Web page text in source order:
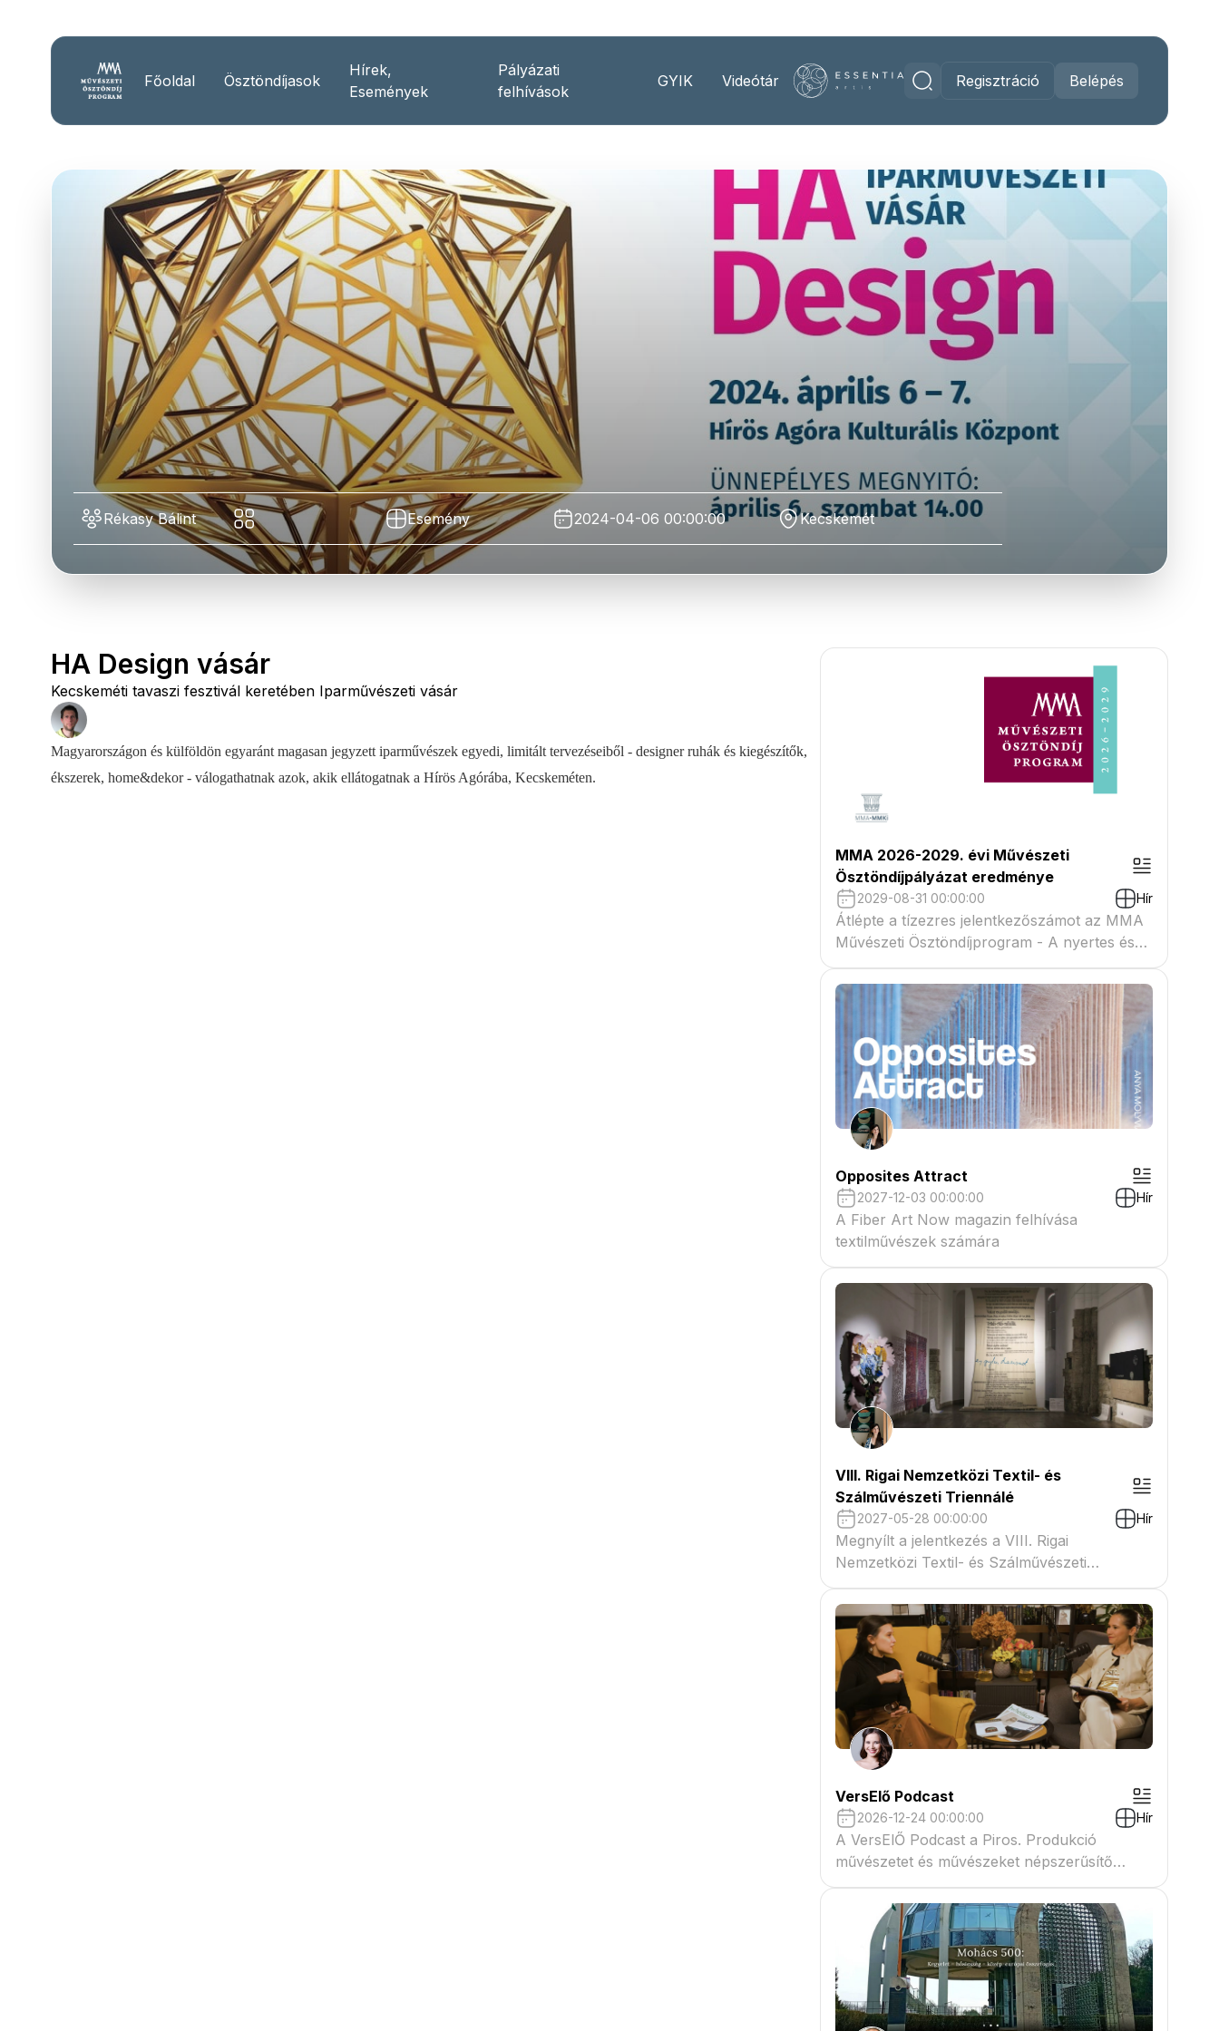
Főoldal Ösztöndíjasok
Hírek,
Események
Pályázati
felhívások
GYIK Videótár Regisztráció Belépés
Rékasy Bálint Esemény 2024-04-06 00:00:00 Kecskemét
HA Design vásár
Kecskeméti tavaszi fesztivál keretében Iparművészeti vásár
Magyarországon és külföldön egyaránt magasan jegyzett iparművészek egyedi, limitált tervezéseiből - designer ruhák és kiegészítők,
ékszerek, home&dekor - válogathatnak azok, akik ellátogatnak a Hírös Agórába, Kecskeméten.
MMA 2026-2029. évi Művészeti
Ösztöndíjpályázat eredménye
2029-08-31 00:00:00 Hír
Átlépte a tízezres jelentkezőszámot az MMA
Művészeti Ösztöndíjprogram - A nyertes és
tartaléklistás pályázók névsora megtekinthető
a csatolmányban
Opposites Attract
2027-12-03 00:00:00 Hír
A Fiber Art Now magazin felhívása
textilművészek számára
VIII. Rigai Nemzetközi Textil- és
Szálművészeti Triennálé
2027-05-28 00:00:00 Hír
Megnyílt a jelentkezés a VIII. Rigai
Nemzetközi Textil- és Szálművészeti
Triennáléra
VersElő Podcast
2026-12-24 00:00:00 Hír
A VersElŐ Podcast a Piros. Produkció
művészetet és művészeket népszerűsítő
beszélgető műsora